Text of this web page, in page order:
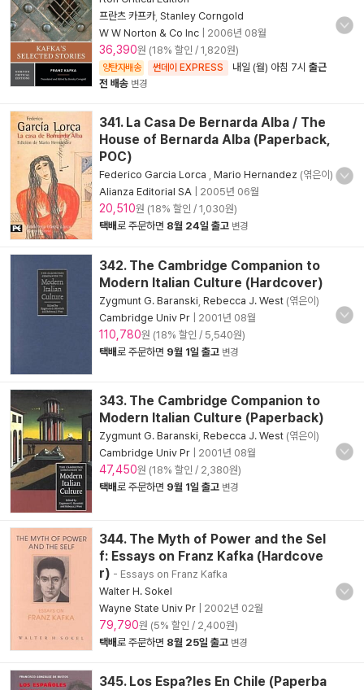
프란츠 카프카, Stanley Corngold
W W Norton & Co Inc
2006년 08월
36,390원 (18% 할인 / 1,820원)
양탄자배송 썬데이 EXPRESS 내일 (월) 아침 7시 출근
전 배송 변경
341. La Casa De Bernarda Alba / The
House of Bernarda Alba (Paperback,
POC)
Federico Garcia Lorca Mario Hernandez (엮은이)
Alianza Editorial SA
2005년 06월
20,510원 (18% 할인 / 1,030원)
택배로 주문하면 8월 24일 출고 변경
342. The Cambridge Companion to
Modern Italian Culture (Hardcover)
Zygmunt G. Baranski Rebecca J. West (엮은이)
Cambridge Univ Pr
2001년 08월
110,780원 (18% 할인 / 5,540원)
택배로 주문하면 9월 1일 출고 변경
343. The Cambridge Companion to
Modern Italian Culture (Paperback)
Zygmunt G. Baranski Rebecca J. West (엮은이)
Cambridge Univ Pr
2001년 08월
47,450원 (18% 할인 / 2,380원)
택배로 주문하면 9월 1일 출고 변경
344. The Myth of Power and the Sel
f: Essays on Franz Kafka (Hardcove
r) - Essays on Franz Kafka
Walter H. Sokel
Wayne State Univ Pr
2002년 02월
79,790원 (5% 할인 / 2,400원)
택배로 주문하면 8월 25일 출고 변경
345. Los Espa?les En Chile (Paperba